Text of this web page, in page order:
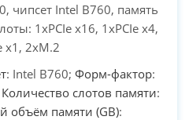
чипсет Intel B760, память
1xPCIe x16, 1xPCIe x4,
x1, 2xM.2
: Intel B760; Форм-фактор:
Количество слотов памяти:
объём памяти (GB):